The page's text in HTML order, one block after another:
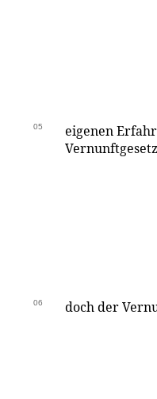
05
eigenen
06 doch der